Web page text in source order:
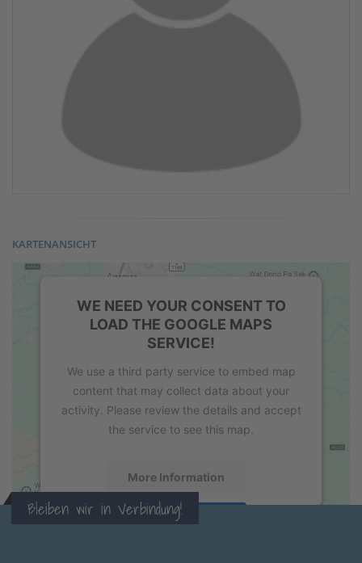
KARTENANSICHT
WE NEED YOUR CONSENT TO
LOAD THE GOOGLE MAPS
SERVICE!
We use a third party service to embed map
content that may collect data about your
activity. Please review the details and accept
the service to see this map.
More Information
Accept
Bleiben wir in Verbindung!